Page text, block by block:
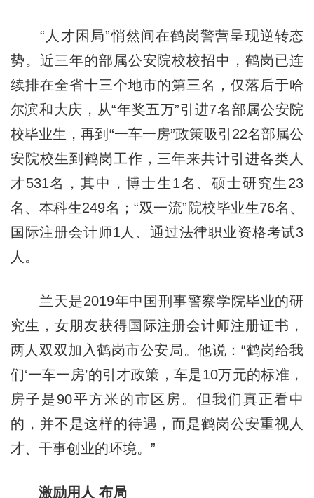
“人才困局”悄然间在鹤岗警营呈现逆转态
势。近三年的部属公安院校校招中，鹤岗已连
续排在全省十三个地市的第三名，仅落后于哈
尔滨和大庆，从“年奖五万”引进7名部属公安院
校毕业生，再到“一车一房”政策吸引22名部属公
安院校生到鹤岗工作，三年来共计引进各类人
才531名，其中，博士生1名、硕士研究生23
名、本科生249名；“双一流”院校毕业生76名、
国际注册会计师1人、通过法律职业资格考试3
人。
兰天是2019年中国刑事警察学院毕业的研
究生，女朋友获得国际注册会计师注册证书，
两人双双加入鹤岗市公安局。他说：“鹤岗给我
们‘一车一房’的引才政策，车是10万元的标准，
房子是90平方米的市区房。但我们真正看中
的，并不是这样的待遇，而是鹤岗公安重视人
才、干事创业的环境。”
激励用人 布局